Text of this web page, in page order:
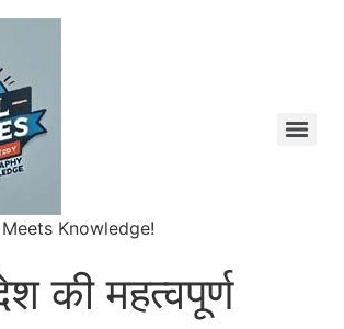
Knowledge!
की महत्वपूर्ण